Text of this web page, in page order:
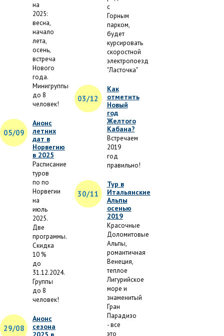
на
2025:
весна,
начало
лета,
осень,
встреча
Нового
года.
Минигруппы
до 8
человек!
05/09
Анонс
летних
дат в
Норвегию
в 2025
Расписание
туров
по по
Норвегии
на
июль
2025.
Две
программы.
Скидка
10 %
до
31.12.2024.
Группы
до 8
человек!
29/08
Анонс
сезона
с
Горным
парком,
будет
курсировать
скоростной
электропоезд
"Ласточка"
03/12
Как
отметить
Новый
год
Желтого
Кабана?
Встречаем
2019
год
правильно!
30/11
Тур в
Итальянские
Альпы
осенью
2019
Красочные
Доломитовые
Альпы,
романтичная
Венеция,
теплое
Лигурийское
море и
знаменитый
Гран
Парадизо
- все
это